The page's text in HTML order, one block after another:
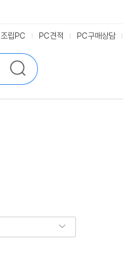
검
색
조립PC PC견적 PC구매상담